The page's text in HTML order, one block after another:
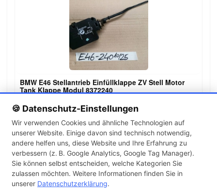
🍪 Datenschutz-Einstellungen
Wir verwenden Cookies und ähnliche Technologien auf
unserer Website. Einige davon sind technisch notwendig,
andere helfen uns, diese Website und Ihre Erfahrung zu
verbessern (z. B. Google Analytics, Google Tag Manager).
Sie können selbst entscheiden, welche Kategorien Sie
zulassen möchten. Weitere Informationen finden Sie in
unserer Datenschutzerklärung.
BMW E46 Stellantrieb Einfüllklappe ZV Stell Motor
Tank Klappe Modul 8372240
29,90 €
← 1 2 3 4 →
Artikel pro Seite